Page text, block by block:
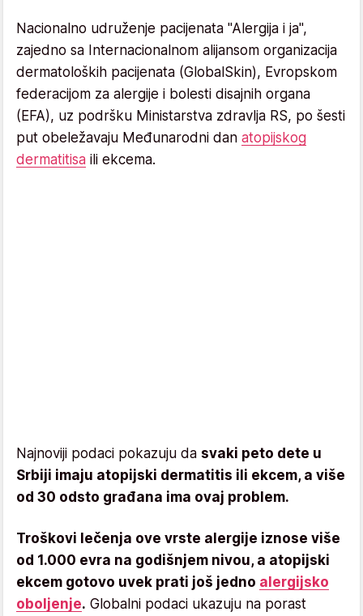
Nacionalno udruženje pacijenata "Alergija i ja",
zajedno sa Internacionalnom alijansom organizacija
dermatoloških pacijenata (GlobalSkin), Evropskom
federacijom za alergije i bolesti disajnih organa
(EFA), uz podršku Ministarstva zdravlja RS, po šesti
put obeležavaju Međunarodni dan atopijskog
dermatitisa ili ekcema.
Najnoviji podaci pokazuju da svaki peto dete u
Srbiji imaju atopijski dermatitis ili ekcem, a više
od 30 odsto građana ima ovaj problem.
Troškovi lečenja ove vrste alergije iznose više
od 1.000 evra na godišnjem nivou, a atopijski
ekcem gotovo uvek prati još jedno alergijsko
oboljenje. Globalni podaci ukazuju na porast